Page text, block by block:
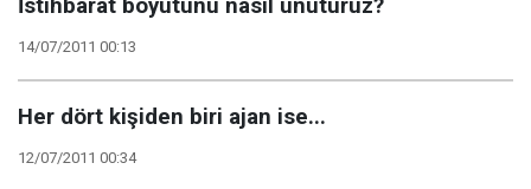
İstihbarat boyutunu nasıl unuturuz?
14/07/2011 00:13
Her dört kişiden biri ajan ise...
12/07/2011 00:34